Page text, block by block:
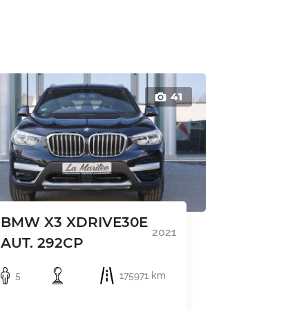
41
BMW X3 XDRIVE30E
AUT. 292CP
2021
5 175971 km